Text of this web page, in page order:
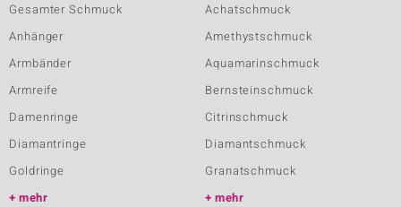
Gesamter Schmuck
Anhänger
Armbänder
Armreife
Damenringe
Diamantringe
Goldringe
mehr
Achatschmuck
Amethystschmuck
Aquamarinschmuck
Bernsteinschmuck
Citrinschmuck
Diamantschmuck
Granatschmuck
mehr